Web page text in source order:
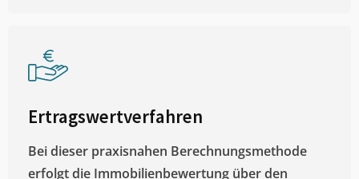
Ertragswertverfahren
Bei dieser praxisnahen Berechnungsmethode
erfolgt die Immobilienbewertung über den